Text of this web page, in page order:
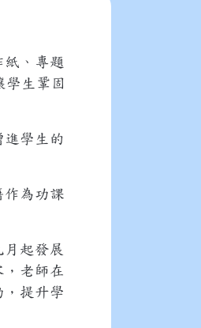
、專題
學生鞏固
學生的
作為功課
起發展
，老師在
提升學